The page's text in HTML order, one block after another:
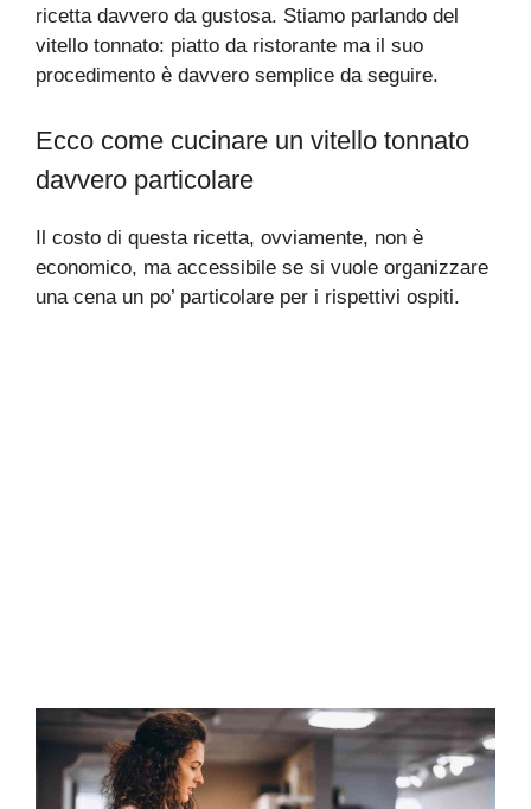
ricetta davvero da gustosa. Stiamo parlando del
vitello tonnato: piatto da ristorante ma il suo
procedimento è davvero semplice da seguire.
Ecco come cucinare un vitello tonnato
davvero particolare
Il costo di questa ricetta, ovviamente, non è
economico, ma accessibile se si vuole organizzare
una cena un po’ particolare per i rispettivi ospiti.